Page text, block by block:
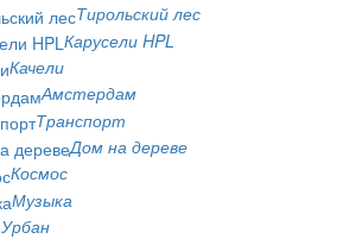
Тирольский лес
Карусели HPL
Качели
Амстердам
Транспорт
Дом на дереве
Космос
Музыка
Урбан